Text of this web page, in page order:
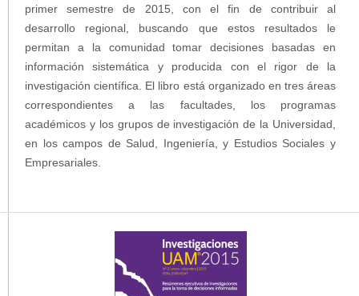
primer semestre de 2015, con el fin de contribuir al
desarrollo regional, buscando que estos resultados le
permitan a la comunidad tomar decisiones basadas en
información sistemática y producida con el rigor de la
investigación científica. El libro está organizado en tres áreas
correspondientes a las facultades, los programas
académicos y los grupos de investigación de la Universidad,
en los campos de Salud, Ingeniería, y Estudios Sociales y
Empresariales.